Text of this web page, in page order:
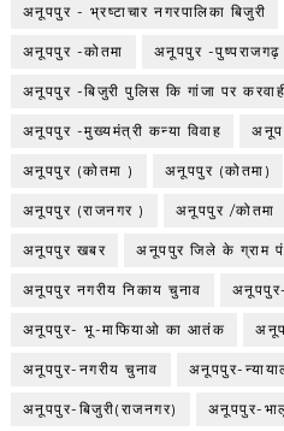
अनूपपुर - भ्रष्टाचार नगरपालिका बिजुरी
अनूपपुर -कोतमा अनूपपुर -पुष्पराजगढ़
अनूपपुर -बिजुरी पुलिस कि गांजा पर
अनूपपुर -मुख्यमंत्री कन्या विवाह
अनूपपुर (कोतमा ) अनूपपुर (कोतमा)
अनूपपुर (राजनगर ) अनूपपुर /कोतमा
अनूपपुर खबर अनूपपुर जिले के ग्राम
अनूपपुर नगरीय निकाय चुनाव
अनूपपुर- भू-माफियाओ का आतंक
अनूपपुर-नगरीय चुनाव अनूपपुर-
अनूपपुर-बिजुरी(राजनगर) अनूपपुर-